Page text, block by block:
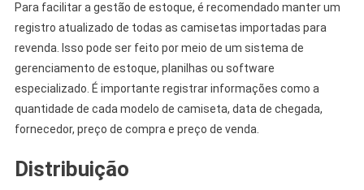
Para facilitar a gestão de estoque, é recomendado manter um
registro atualizado de todas as camisetas importadas para
revenda. Isso pode ser feito por meio de um sistema de
gerenciamento de estoque, planilhas ou software
especializado. É importante registrar informações como a
quantidade de cada modelo de camiseta, data de chegada,
fornecedor, preço de compra e preço de venda.
Distribuição